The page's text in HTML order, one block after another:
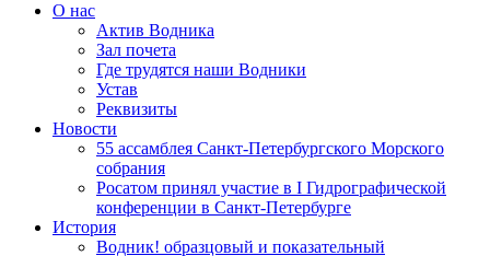
О нас
Актив Водника
Зал почета
Где трудятся наши Водники
Устав
Реквизиты
Новости
55 ассамблея Санкт-Петербургского Морского
собрания
Росатом принял участие в I Гидрографической
конференции в Санкт-Петербурге
История
Водник! образцовый и показательный